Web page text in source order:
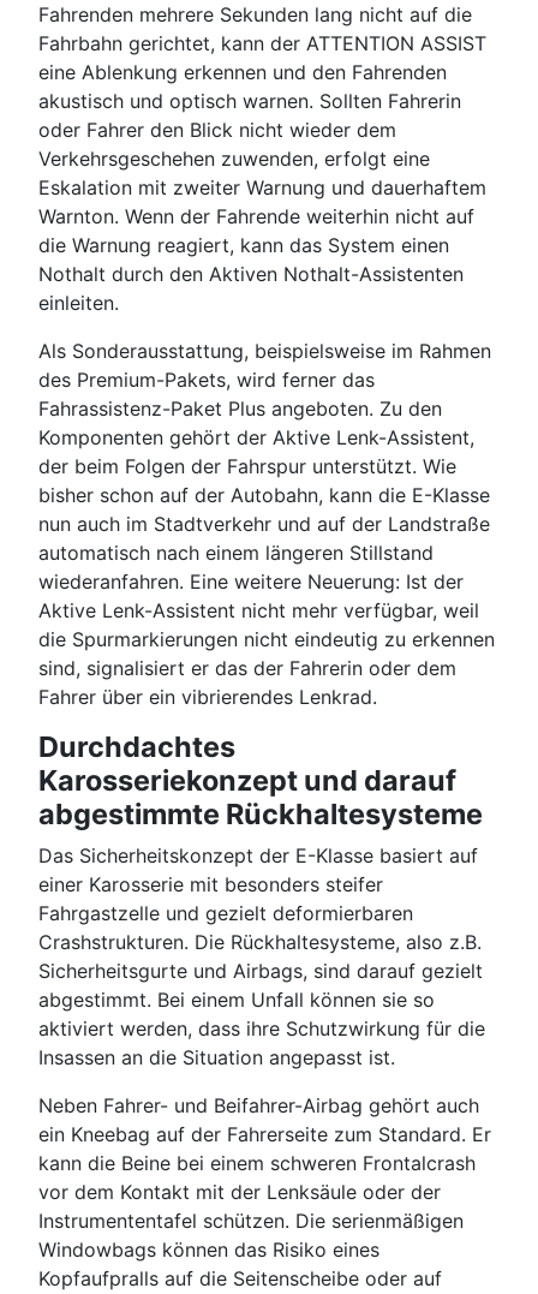
Fahrenden mehrere Sekunden lang nicht auf die
Fahrbahn gerichtet, kann der ATTENTION ASSIST
eine Ablenkung erkennen und den Fahrenden
akustisch und optisch warnen. Sollten Fahrerin
oder Fahrer den Blick nicht wieder dem
Verkehrsgeschehen zuwenden, erfolgt eine
Eskalation mit zweiter Warnung und dauerhaftem
Warnton. Wenn der Fahrende weiterhin nicht auf
die Warnung reagiert, kann das System einen
Nothalt durch den Aktiven Nothalt-Assistenten
einleiten.
Als Sonderausstattung, beispielsweise im Rahmen
des Premium-Pakets, wird ferner das
Fahrassistenz-Paket Plus angeboten. Zu den
Komponenten gehört der Aktive Lenk-Assistent,
der beim Folgen der Fahrspur unterstützt. Wie
bisher schon auf der Autobahn, kann die E-Klasse
nun auch im Stadtverkehr und auf der Landstraße
automatisch nach einem längeren Stillstand
wiederanfahren. Eine weitere Neuerung: Ist der
Aktive Lenk-Assistent nicht mehr verfügbar, weil
die Spurmarkierungen nicht eindeutig zu erkennen
sind, signalisiert er das der Fahrerin oder dem
Fahrer über ein vibrierendes Lenkrad.
Durchdachtes
Karosseriekonzept und darauf
abgestimmte Rückhaltesysteme
Das Sicherheitskonzept der E-Klasse basiert auf
einer Karosserie mit besonders steifer
Fahrgastzelle und gezielt deformierbaren
Crashstrukturen. Die Rückhaltesysteme, also z.B.
Sicherheitsgurte und Airbags, sind darauf gezielt
abgestimmt. Bei einem Unfall können sie so
aktiviert werden, dass ihre Schutzwirkung für die
Insassen an die Situation angepasst ist.
Neben Fahrer- und Beifahrer-Airbag gehört auch
ein Kneebag auf der Fahrerseite zum Standard. Er
kann die Beine bei einem schweren Frontalcrash
vor dem Kontakt mit der Lenksäule oder der
Instrumententafel schützen. Die serienmäßigen
Windowbags können das Risiko eines
Kopfaufpralls auf die Seitenscheibe oder auf